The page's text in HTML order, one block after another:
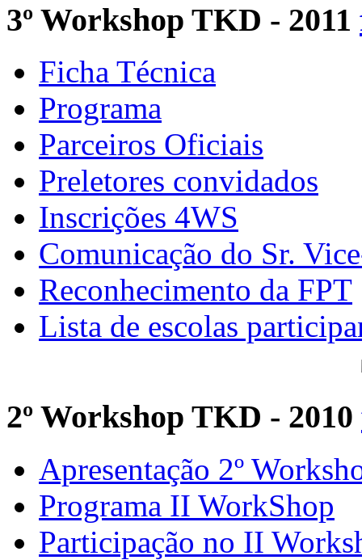
3º Workshop TKD - 2011
Ficha Técnica
Programa
Parceiros Oficiais
Preletores convidados
Inscrições 4WS
Comunicação do Sr.
Reconhecimento da FPT
Lista de escolas
2º Workshop TKD - 2010
Apresentação 2º
Programa II WorkShop
Participação no II